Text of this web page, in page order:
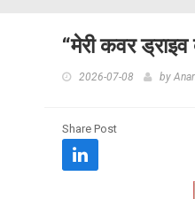
“मेरी कवर
2026-07-08 by
Share Post